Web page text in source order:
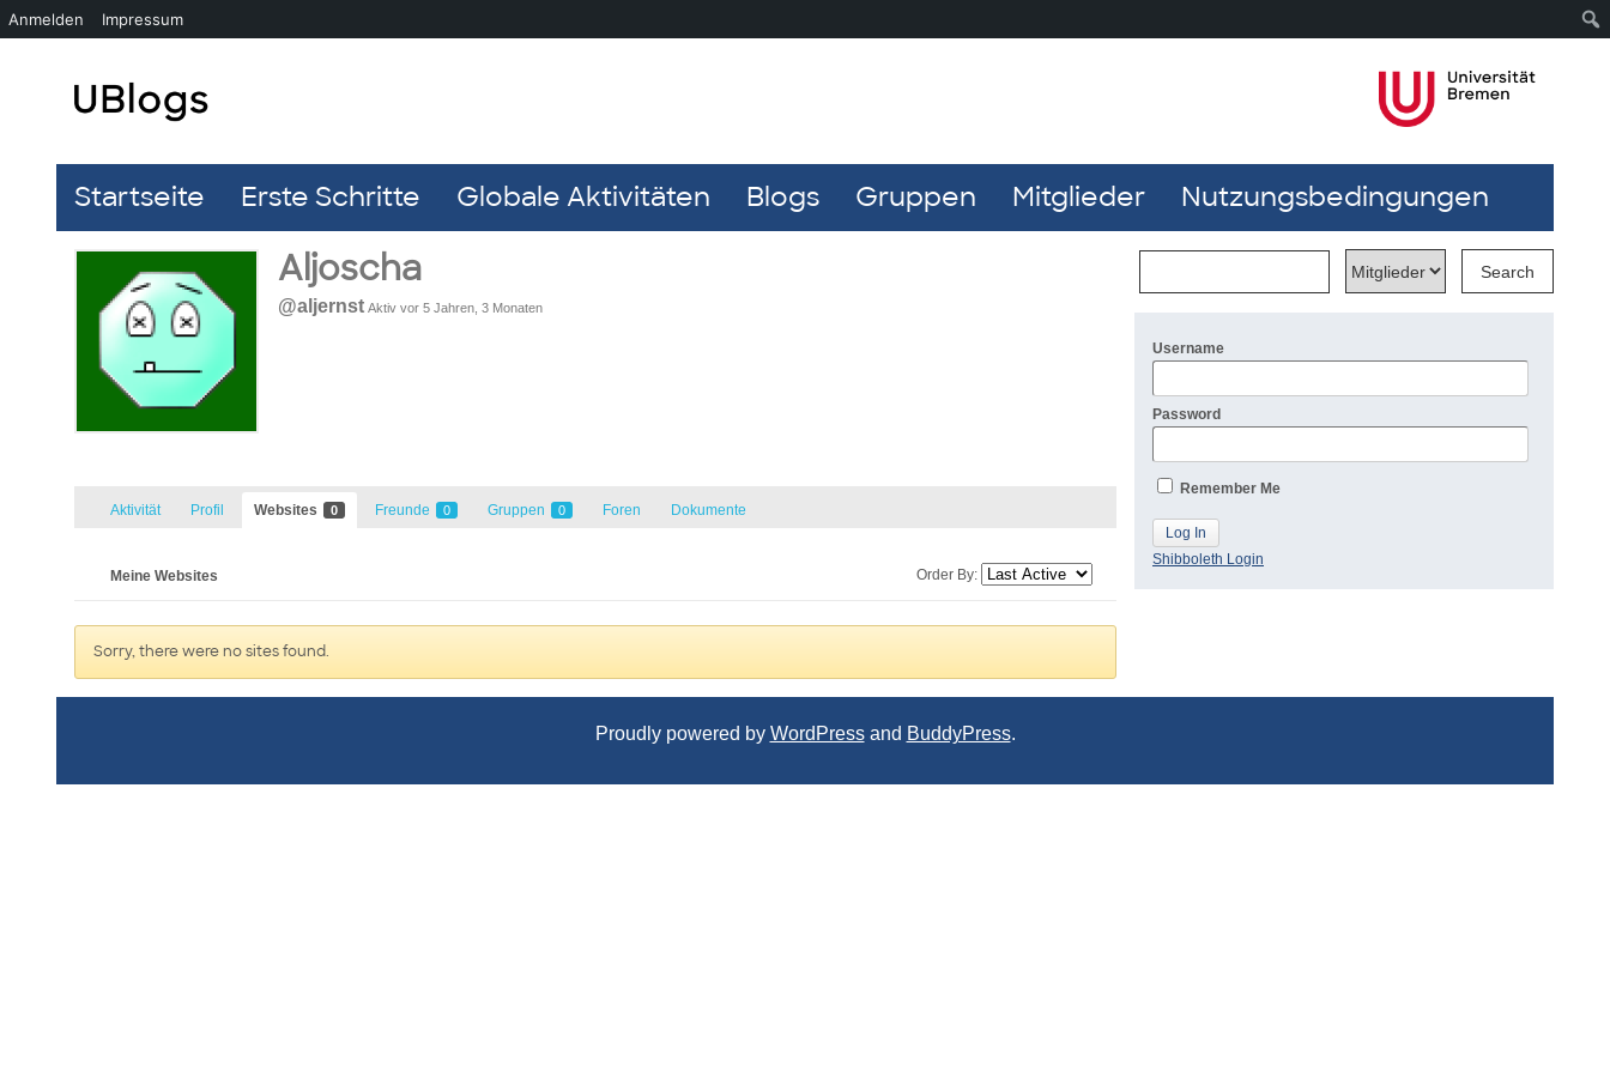
Startseite Erste Schritte Globale Aktivitäten Blogs Gruppen Mitglieder Nutzungsbedingungen
Aljoscha
@aljernst Aktiv vor 5 Jahren, 3 Monaten
Aktivität Profil Websites 0 Freunde 0 Gruppen 0 Foren Dokumente
Meine Websites Order By:
Sorry, there were no sites found.
Username
Password
Remember Me
Shibboleth Login
Proudly powered by WordPressand BuddyPress.
Anmelden Impressum